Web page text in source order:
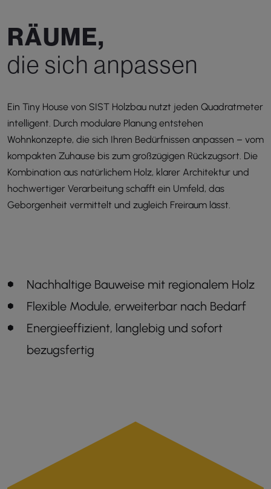
RÄUME,
die sich anpassen
Ein Tiny House von SIST Holzbau nutzt jeden Quadratmeter
intelligent. Durch modulare Planung entstehen
Wohnkonzepte, die sich Ihren Bedürfnissen anpassen – vom
kompakten Zuhause bis zum großzügigen Rückzugsort. Die
Kombination aus natürlichem Holz, klarer Architektur und
hochwertiger Verarbeitung schafft ein Umfeld, das
Geborgenheit vermittelt und zugleich Freiraum lässt.
Nachhaltige Bauweise mit regionalem Holz
Flexible Module, erweiterbar nach Bedarf
Energieeffizient, langlebig und sofort
bezugsfertig